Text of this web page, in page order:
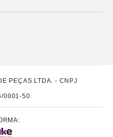
PEÇAS LTDA. - CNPJ
0001-50